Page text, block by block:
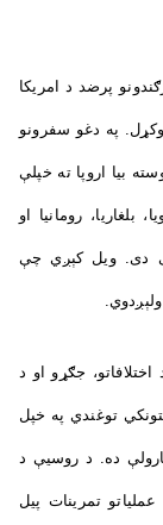
پرضد د امریکا
وکړل. په دغو سفرونو
بیا اروپا ته خپلې
بلغاریا، رومانیا او
دی. ویل کېږي چې
جګړو او د
چې روسیه به ۴۰ قاره‌ویشتونکي توغندي په خپل
ده. د روسیې د
تمرینات پيل